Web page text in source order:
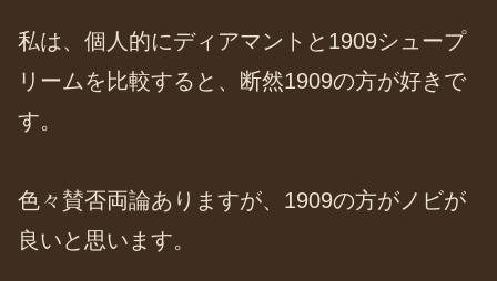
私は、個人的にディアマントと1909シュープ
リームを比較すると、断然1909の方が好きで
す。
色々賛否両論ありますが、1909の方がノビが
良いと思います。